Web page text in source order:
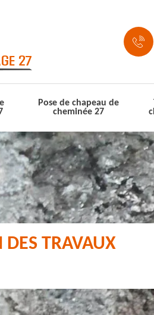
Pose de chapeau de
cheminée 27
TRAVAUX